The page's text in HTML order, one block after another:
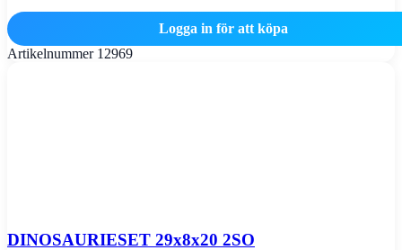
Logga in för att köpa
Artikelnummer 12969
DINOSAURIESET 29x8x20 2SO